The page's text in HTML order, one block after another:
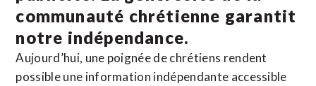
communauté chrétienne garantit
notre indépendance.
Aujourd’hui, une poignée de chrétiens rendent
possible une information indépendante accessible